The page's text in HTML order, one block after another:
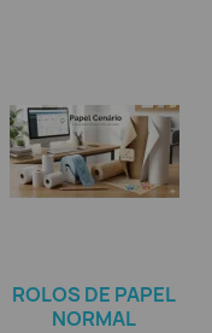
ROLOS DE PAPEL
NORMAL